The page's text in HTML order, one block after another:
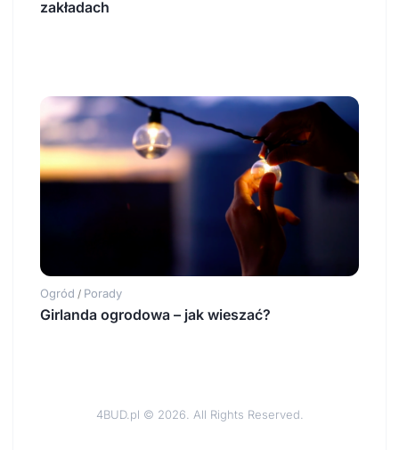
zakładach
Ogród / Porady
Girlanda ogrodowa – jak wieszać?
4BUD.pl © 2026. All Rights Reserved.